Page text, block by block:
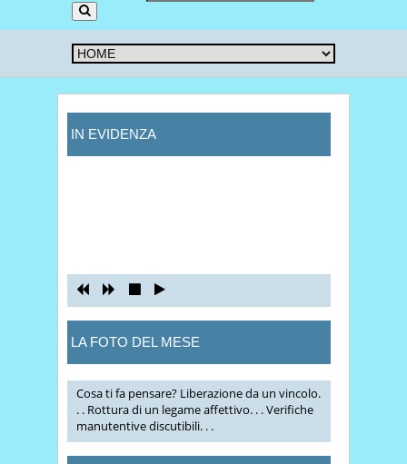
IN EVIDENZA
LA FOTO DEL MESE
Cosa ti fa pensare? Liberazione da un vincolo.
. . Rottura di un legame affettivo. . . Verifiche
manutentive discutibili. . .